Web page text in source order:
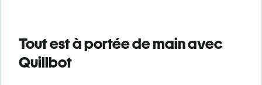
Tout est à portée de main avec
Quillbot